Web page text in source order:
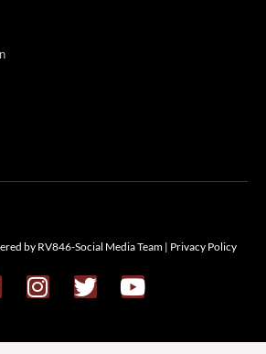
by RV846-Social Media Team | Privacy Policy
I
n
t
T
w
t
Y
o
t